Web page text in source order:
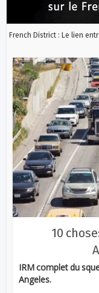
French District : Le lien
10
IRM complet du
Angeles.